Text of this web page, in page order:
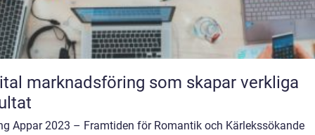
marknadsföring som skapar verkliga
Appar 2023 – Framtiden för Romantik och Kärlekssökande